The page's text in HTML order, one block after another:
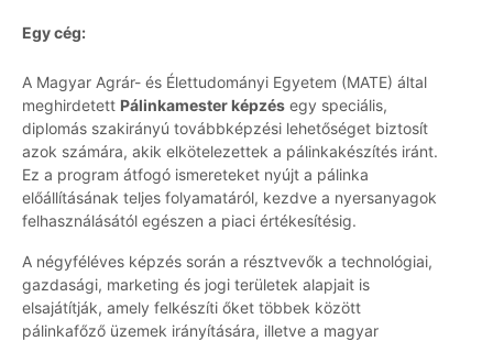
Egy cég:
A Magyar Agrár- és Élettudományi Egyetem (MATE) által
meghirdetett Pálinkamester képzés egy speciális,
diplomás szakirányú továbbképzési lehetőséget biztosít
azok számára, akik elkötelezettek a pálinkakészítés iránt.
Ez a program átfogó ismereteket nyújt a pálinka
előállításának teljes folyamatáról, kezdve a nyersanyagok
felhasználásától egészen a piaci értékesítésig.
A négyféléves képzés során a résztvevők a technológiai,
gazdasági, marketing és jogi területek alapjait is
elsajátítják, amely felkészíti őket többek között
pálinkafőző üzemek irányítására, illetve a magyar